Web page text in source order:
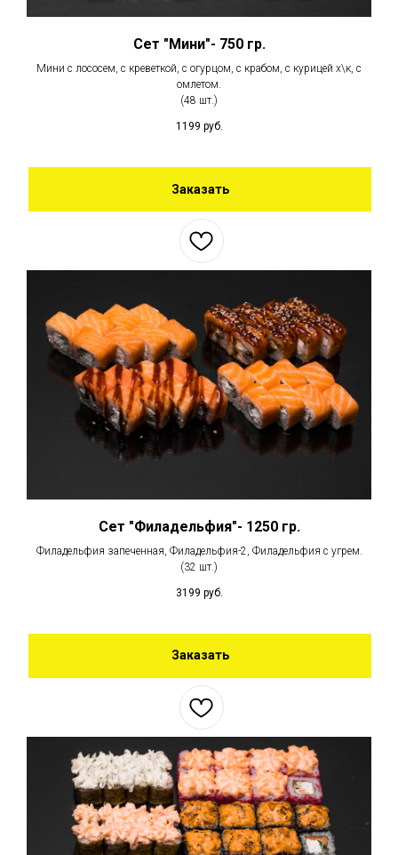
Сет "Мини"- 750 гр.
Мини с лососем, с креветкой, с огурцом, с крабом, с курицей х\к, с
омлетом.
(48 шт.)
1199 руб.
Заказать
Сет "Филадельфия"- 1250 гр.
Филадельфия запеченная, Филадельфия-2, Филадельфия с угрем.
(32 шт.)
3199 руб.
Заказать